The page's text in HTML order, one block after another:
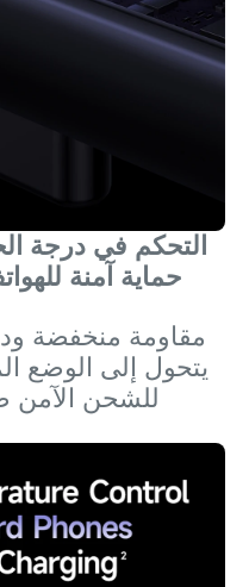
التحكم في درجة
حماية آمنة
مقاومة منخفضة
للشحن الآمن